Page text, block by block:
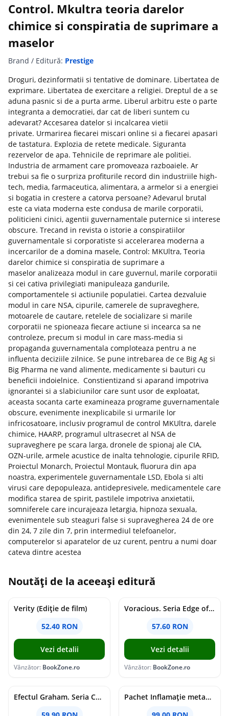
Control. Mkultra teoria darelor
chimice si conspiratia de suprimare a
maselor
Brand / Editură: Prestige
Droguri, dezinformatii si tentative de dominare. Libertatea de
exprimare. Libertatea de exercitare a religiei. Dreptul de a se
aduna pasnic si de a purta arme. Liberul arbitru este o parte
integranta a democratiei, dar cat de liberi suntem cu
adevarat? Accesarea datelor si incalcarea vietii
private. Urmarirea fiecarei miscari online si a fiecarei apasari
de tastatura. Explozia de retete medicale. Siguranta
rezervelor de apa. Tehnicile de reprimare ale politiei.
Industria de armament care promoveaza razboaiele. Ar
trebui sa fie o surpriza profiturile record din industriile high-
tech, media, farmaceutica, alimentara, a armelor si a energiei
si bogatia in crestere a catorva persoane? Adevarul brutal
este ca viata moderna este condusa de marile corporatii,
politicieni cinici, agentii guvernamentale puternice si interese
obscure. Trecand in revista o istorie a conspiratiilor
guvernamentale si corporatiste si accelerarea moderna a
incercarilor de a domina masele, Control: MKUltra, Teoria
darelor chimice si conspiratia de suprimare a
maselor analizeaza modul in care guvernul, marile corporatii
si cei cativa privilegiati manipuleaza gandurile,
comportamentele si actiunile populatiei. Cartea dezvaluie
modul in care NSA, cipurile, camerele de supraveghere,
motoarele de cautare, retelele de socializare si marile
corporatii ne spioneaza fiecare actiune si incearca sa ne
controleze, precum si modul in care mass-media si
propaganda guvernamentala complo­teaza pentru a ne
influenta deciziile zilnice. Se pune intrebarea de ce Big Ag si
Big Pharma ne vand alimente, medicamente si bauturi cu
beneficii indoielnice. Constientizand si aparand impotriva
ignorantei si a slabiciunilor care sunt usor de exploatat,
aceasta socanta carte examineaza programe guvernamentale
obscure, evenimente inexplicabile si urmarile lor
infricosatoare, inclusiv programul de control MKUltra, darele
chimice, HAARP, programul ultrasecret al NSA de
supraveghere pe scara larga, dronele de spionaj ale CIA,
OZN-urile, armele acustice de inalta tehnologie, cipurile RFID,
Proiectul Monarch, Proiectul Montauk, fluorura din apa
noastra, experimentele guvernamentale LSD, Ebola si alti
virusi care depopuleaza, antidepresivele, medicamentele care
modifica starea de spirit, pastilele impotriva anxietatii,
somniferele care incurajeaza letargia, hipnoza sexuala,
evenimentele sub steaguri false si supravegherea 24 de ore
din 24, 7 zile din 7, prin intermediul telefoanelor,
computerelor si aparatelor de uz curent, pentru a numi doar
cateva dintre acestea
Noutăți de la aceeași editură
Verity (Ediție de film)
52.40 RON
Vezi detalii
Vânzător: BookZone.ro
Voracious. Seria Edge of Darkness Vol.2
57.60 RON
Vezi detalii
Vânzător: BookZone.ro
Efectul Graham. Seria Campus Diaries Vol.1
Pachet Inflamație metabolism și creier